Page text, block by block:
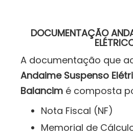
DOCUMENTAÇÃO
A documentação que
Andaime Suspenso
Balancim é composta
Nota Fiscal (NF)
Memorial de